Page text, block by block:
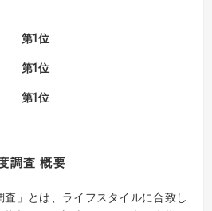
第1位
第1位
第1位
調査 概要
査」とは、ライフスタイルに合致し